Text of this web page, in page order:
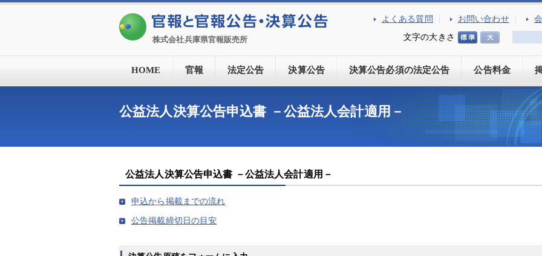
株式会社兵庫県官報販売所
よくある質問 お問い合わせ
文字の大きさ
HOME 官報 法定公告 決算公告 決算公告必須の法定公告 公告料金
公益法人決算公告申込書 －公益法人会計適用－
公益法人決算公告申込書 －公益法人会計適用－
申込から掲載までの流れ
公告掲載締切日の目安